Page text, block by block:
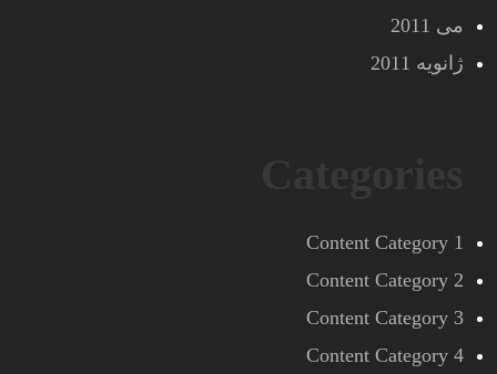
می 2011
ژانویه 2011
Content Category 1
Content Category 2
Content Category 3
Content Category 4